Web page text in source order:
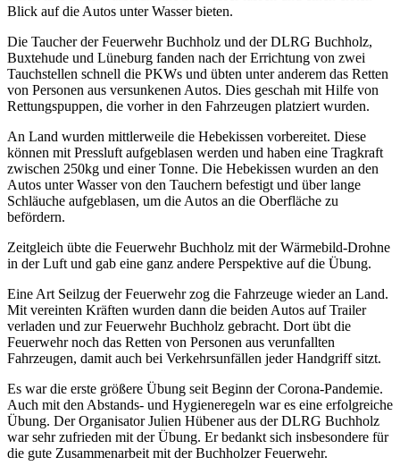
Blick auf die Autos unter Wasser bieten.
Die Taucher der Feuerwehr Buchholz und der DLRG Buchholz,
Buxtehude und Lüneburg fanden nach der Errichtung von zwei
Tauchstellen schnell die PKWs und übten unter anderem das Retten
von Personen aus versunkenen Autos. Dies geschah mit Hilfe von
Rettungspuppen, die vorher in den Fahrzeugen platziert wurden.
An Land wurden mittlerweile die Hebekissen vorbereitet. Diese
können mit Pressluft aufgeblasen werden und haben eine Tragkraft
zwischen 250kg und einer Tonne. Die Hebekissen wurden an den
Autos unter Wasser von den Tauchern befestigt und über lange
Schläuche aufgeblasen, um die Autos an die Oberfläche zu
befördern.
Zeitgleich übte die Feuerwehr Buchholz mit der Wärmebild-Drohne
in der Luft und gab eine ganz andere Perspektive auf die Übung.
Eine Art Seilzug der Feuerwehr zog die Fahrzeuge wieder an Land.
Mit vereinten Kräften wurden dann die beiden Autos auf Trailer
verladen und zur Feuerwehr Buchholz gebracht. Dort übt die
Feuerwehr noch das Retten von Personen aus verunfallten
Fahrzeugen, damit auch bei Verkehrsunfällen jeder Handgriff sitzt.
Es war die erste größere Übung seit Beginn der Corona-Pandemie.
Auch mit den Abstands- und Hygieneregeln war es eine erfolgreiche
Übung. Der Organisator Julien Hübener aus der DLRG Buchholz
war sehr zufrieden mit der Übung. Er bedankt sich insbesondere für
die gute Zusammenarbeit mit der Buchholzer Feuerwehr.